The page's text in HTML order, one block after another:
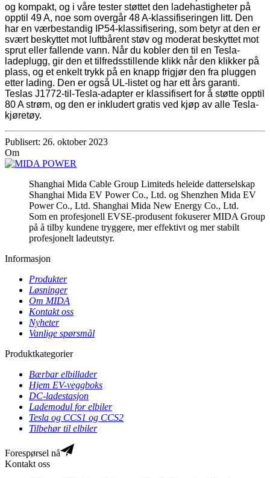
og kompakt, og i våre tester støttet den ladehastigheter på
opptil 49 A, noe som overgår 48 A-klassifiseringen litt. Den
har en værbestandig IP54-klassifisering, som betyr at den er
svært beskyttet mot luftbårent støv og moderat beskyttet mot
sprut eller fallende vann. Når du kobler den til en Tesla-
ladeplugg, gir den et tilfredsstillende klikk når den klikker på
plass, og et enkelt trykk på en knapp frigjør den fra pluggen
etter lading. Den er også UL-listet og har ett års garanti.
Teslas J1772-til-Tesla-adapter er klassifisert for å støtte opptil
80 A strøm, og den er inkludert gratis ved kjøp av alle Tesla-
kjøretøy.
Publisert: 26. oktober 2023
Om
Shanghai Mida Cable Group Limiteds heleide datterselskap
Shanghai Mida EV Power Co., Ltd. og Shenzhen Mida EV
Power Co., Ltd. Shanghai Mida New Energy Co., Ltd.
Som en profesjonell EVSE-produsent fokuserer MIDA Group
på å tilby kundene tryggere, mer effektivt og mer stabilt
profesjonelt ladeutstyr.
Informasjon
Produkter
Løsninger
Om MIDA
Kontakt oss
Nyheter
Vanlige spørsmål
Produktkategorier
Bærbar elbillader
Hjem EV-veggboks
DC-ladestasjon
Lademodul for elbiler
Tesla og CCS1 og CCS2
Tilbehør til elbiler
Forespørsel nå
Kontakt oss